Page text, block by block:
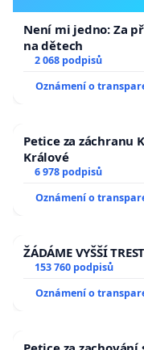
Není mi jedno: Za
na dětech
2 068 podpisů
Oznámení o
Petice za záchranu
Králové
6 978 podpisů
Oznámení o
ŽÁDÁME VYŠŠÍ
153 760 podpisů
Oznámení o